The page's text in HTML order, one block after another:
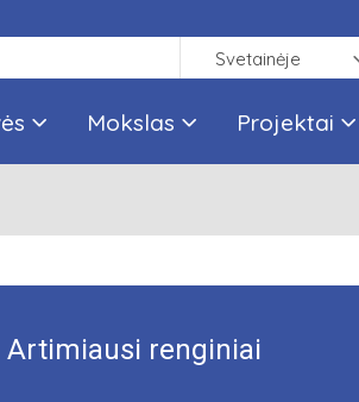
Svetainėje
Mokslas Projektai
Artimiausi renginiai